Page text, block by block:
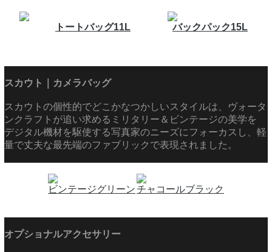
トートバッグ11L バックパック15L
スカウト｜カメラバッグ
スカウトの個性的でどこかなつかしいスタイルは、ヴォータ
ンクラフトが追い求めるミリタリー＆ビンテージの美学を
デジタル機材を駆使する写真家のニーズにフォーカスし、軽
量で丈夫な最先端のファブリックで表現されました。
ビンテージグリーンチャコールブラック
オプショナルアクセサリー